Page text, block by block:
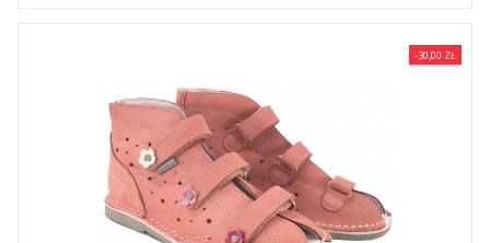
-30,00 ZŁ